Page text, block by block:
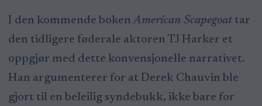
I den kommende bokenAmerican Scapegoattar
den tidligere føderale aktoren TJ Harker et
oppgjør med dette konvensjonelle narrativet.
Han argumenterer for at Derek Chauvin ble
gjort til en beleilig syndebukk, ikke bare for